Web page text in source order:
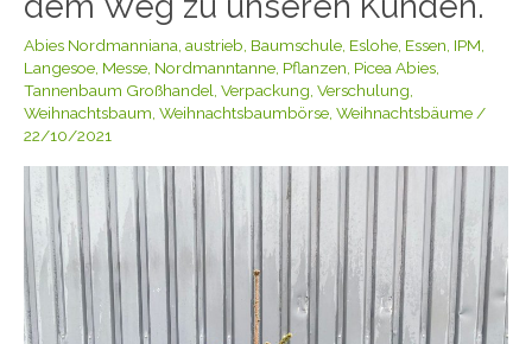
Abies Nordmanniana austrieb Baumschule Eslohe Essen IPM
Langesoe Messe Nordmanntanne Pflanzen Picea Abies
Tannenbaum Großhandel Verpackung Verschulung
Weihnachtsbaum Weihnachtsbaumbörse Weihnachtsbäume /
22/10/2021
sind
bereits
auf
dem
Weg
Kunden.